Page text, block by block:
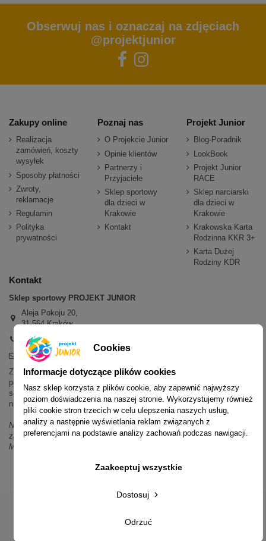
Obserwuj nas i oznaczaj na zdjęciach
@projektjunior
Zakupy online
Realizacja
zamówień, koszty
wysyłek
Sposoby płatności
Zwroty,
reklamacje
Regulamin
Polityka
prywatności
Poznaj nas
O Projekcie Junior
Opinie klientów
Partnerzy i
Przyjaciele
Sklep sportowy
dla dzieci w
Krakowie
Kontakt
Projekt Junior
Blog-Poradnik
LookBook
Projekt Junior
RACE
Sklep narciarski
dla dzieci w
Krakowie
Krakowska Karta
Rodzinna KKR 3+
Karta Dużej
Rodziny KDR
Kontakt
Sklep sportowy PROJEKT JUNIOR
Aleja Pokoju 20,
31-564 Kraków
+48 600 779 897
sklep@projektjunior.pl
Zapraszamy do sklepu stacjonarnego:
poniedziałek - piątek: 11.00-19.00
sobota: 10.00-14.00
niedziela (każda): nieczynne
Nie odpowiadamy na wiadomości SMS. W sprawach dotyczących
zamówień i oferty prosimy o kontakt mailowy, telefoniczny lub przez
Messenger.
Cookies
Informacje dotyczące plików cookies
Nasz sklep korzysta z plików cookie, aby zapewnić najwyższy
poziom doświadczenia na naszej stronie. Wykorzystujemy również
pliki cookie stron trzecich w celu ulepszenia naszych usług,
analizy a następnie wyświetlania reklam związanych z
preferencjami na podstawie analizy zachowań podczas nawigacji.
Odrzuć
Dostosuj
Zaakceptuj wszystkie